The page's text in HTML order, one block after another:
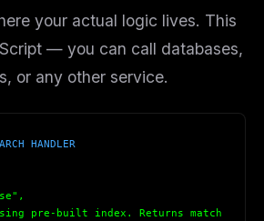
your actual logic lives. This
— you can call databases,
or any other service.
HANDLER
pre-built index. Returns match